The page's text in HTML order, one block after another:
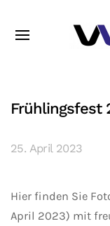
Frühlingsfest
25. April 2023
Hier finden Sie
April 2023) mit